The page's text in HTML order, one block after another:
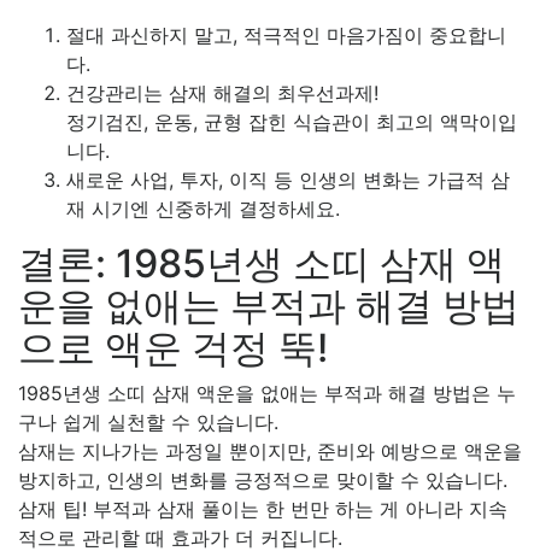
절대 과신하지 말고, 적극적인 마음가짐이 중요합니
다.
건강관리는 삼재 해결의 최우선과제!
정기검진, 운동, 균형 잡힌 식습관이 최고의 액막이입
니다.
새로운 사업, 투자, 이직 등 인생의 변화는 가급적 삼
재 시기엔 신중하게 결정하세요.
결론: 1985년생 소띠 삼재 액
운을 없애는 부적과 해결 방법
으로 액운 걱정 뚝!
1985년생 소띠 삼재 액운을 없애는 부적과 해결 방법은 누
구나 쉽게 실천할 수 있습니다.
삼재는 지나가는 과정일 뿐이지만, 준비와 예방으로 액운을
방지하고, 인생의 변화를 긍정적으로 맞이할 수 있습니다.
삼재 팁! 부적과 삼재 풀이는 한 번만 하는 게 아니라 지속
적으로 관리할 때 효과가 더 커집니다.